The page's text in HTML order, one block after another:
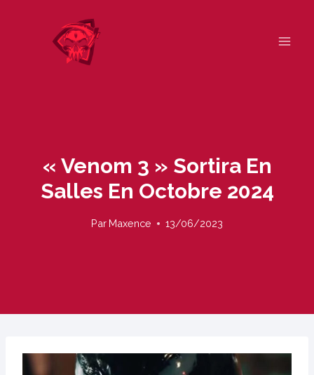
« Venom 3 » Sortira En
Salles En Octobre 2024
Par Maxence 13/06/2023